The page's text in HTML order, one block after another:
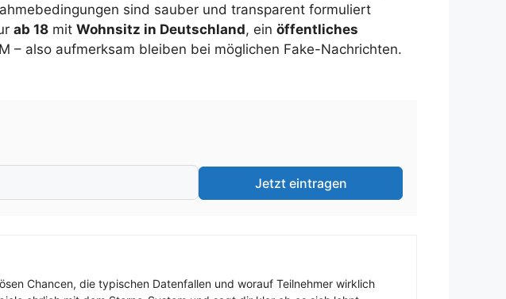
sind sauber und transparent formuliert
ab 18 mit Wohnsitz in Deutschland, ein öffentliches
– also aufmerksam bleiben bei möglichen Fake-Nachrichten.
Jetzt eintragen
Chancen, die typischen Datenfallen und worauf Teilnehmer wirklich